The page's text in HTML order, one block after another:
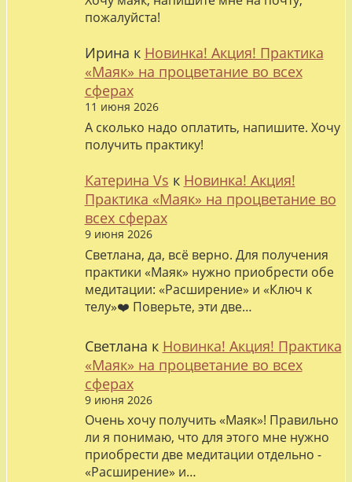
пожалуйста!
Ирина к Новинка! Акция! Практика
«Маяк» на процветание во всех
сферах
11 июня 2026
А сколько надо оплатить, напишите. Хочу
получить практику!
Катерина Vs к Новинка! Акция!
Практика «Маяк» на процветание во
всех сферах
9 июня 2026
Светлана, да, всё верно. Для получения
практики «Маяк» нужно приобрести обе
медитации: «Расширение» и «Ключ к
телу»❤️ Поверьте, эти две…
Светлана к Новинка! Акция! Практика
«Маяк» на процветание во всех
сферах
9 июня 2026
Очень хочу получить «Маяк»! Правильно
ли я понимаю, что для этого мне нужно
приобрести две медитации отдельно -
«Расширение» и…